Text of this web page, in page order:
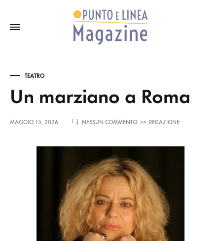
TEATRO
Un marziano a Roma
MAGGIO 15, 2026 NESSUN COMMENTOSU
A
>> REDAZIONE